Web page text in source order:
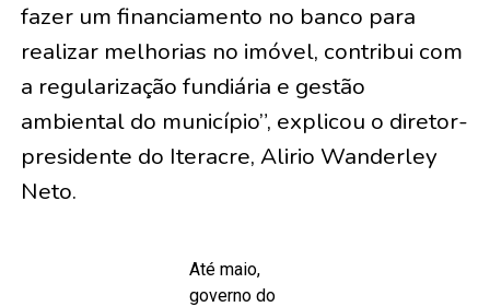
fazer um financiamento no banco para
realizar melhorias no imóvel, contribui com
a regularização fundiária e gestão
ambiental do município”, explicou o diretor-
presidente do Iteracre, Alirio Wanderley
Neto.
Até maio,
governo do